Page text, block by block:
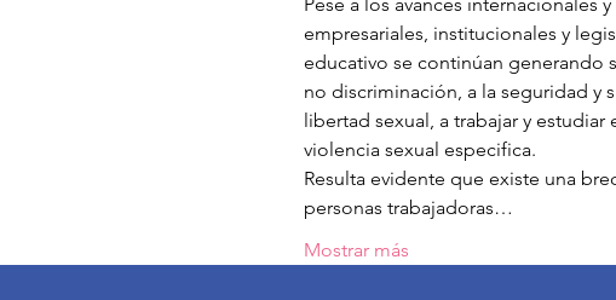
empresariales, institucionales y
educativo se continúan generando
no discriminación, a la seguridad y
libertad sexual, a trabajar y
violencia sexual especifica.
Resulta evidente que existe una
personas trabajadoras…
Mostrar más